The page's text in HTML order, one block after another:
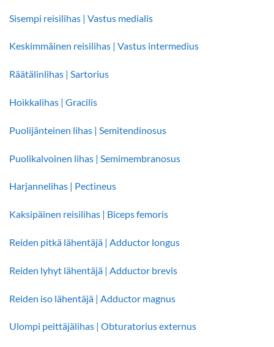
Sisempi reisilihas | Vastus medialis
Keskimmäinen reisilihas | Vastus intermedius
Räätälinlihas | Sartorius
Hoikkalihas | Gracilis
Puolijänteinen lihas | Semitendinosus
Puolikalvoinen lihas | Semimembranosus
Harjannelihas | Pectineus
Kaksipäinen reisilihas | Biceps femoris
Reiden pitkä lähentäjä | Adductor longus
Reiden lyhyt lähentäjä | Adductor brevis
Reiden iso lähentäjä | Adductor magnus
Ulompi peittäjälihas | Obturatorius externus